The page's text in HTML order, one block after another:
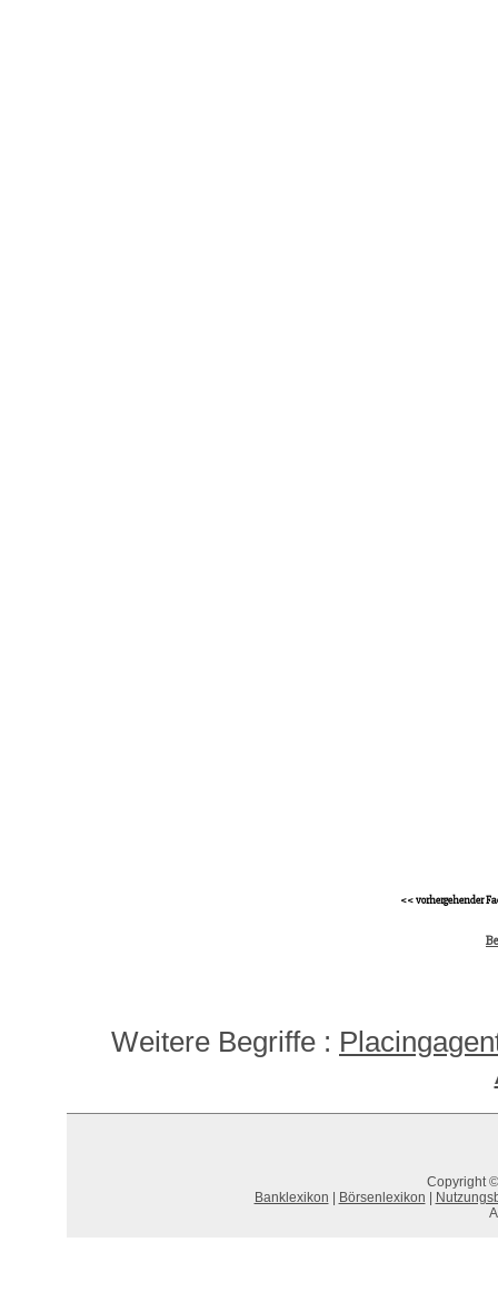
<< vorhergehender
Weitere Begriffe :
Copyright
Banklexikon
Börsenlexikon